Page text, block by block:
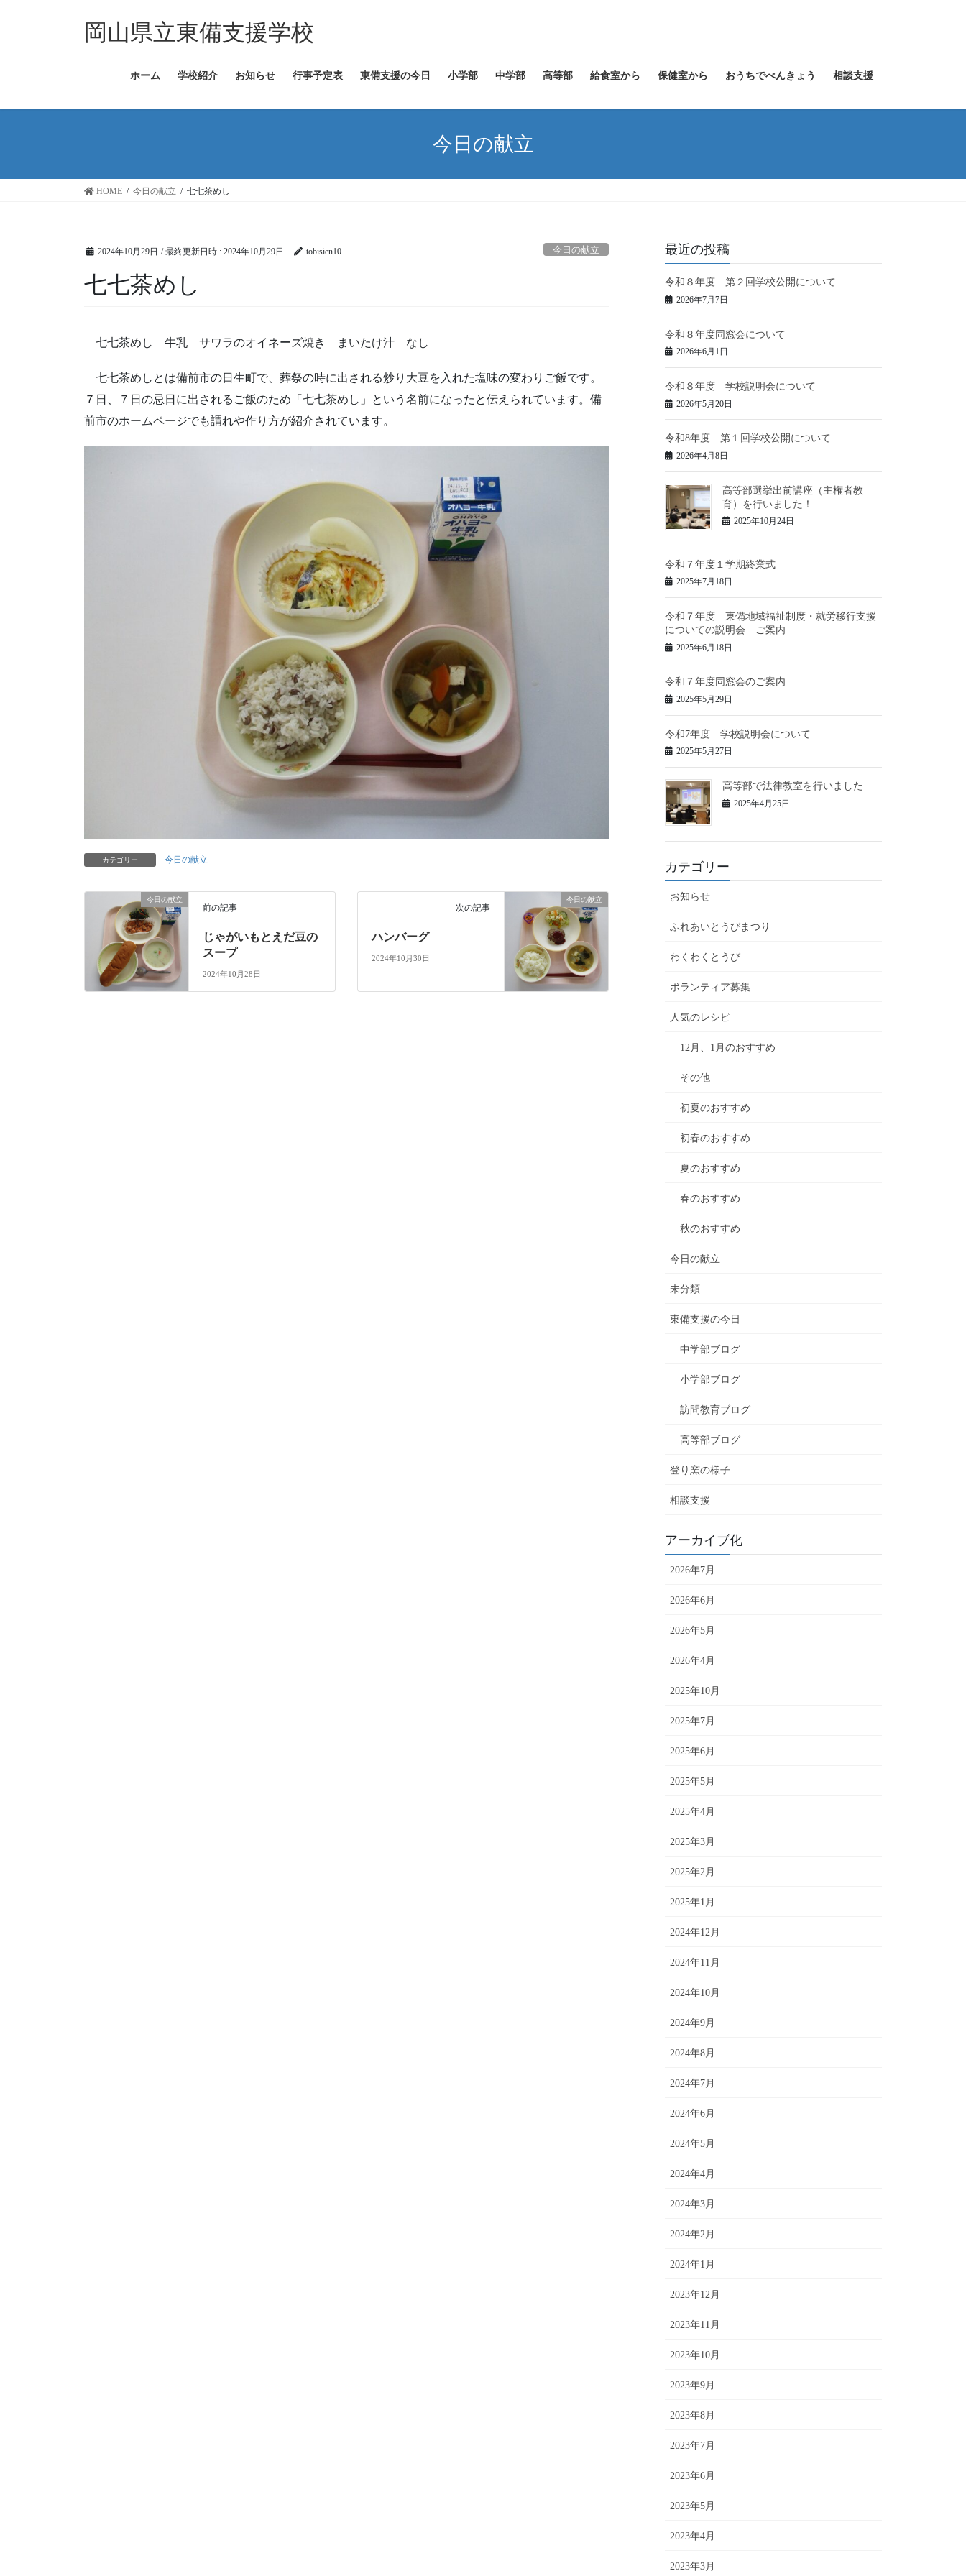
ス
ン
岡山県立東備支援学校
ホーム 学校紹介 お知らせ 行事予定表 東備支援の今日 小学部 中学部 高等部 給食室から 保健室から おうちでべんきょう 相談支援
今日の献立
HOME 今日の献立 七七茶めし
2024年10月29日 / 最終更新日時 : 2024年10月29日 tobisien10 今日の献立
七七茶めし
七七茶めし 牛乳 サワラのオイネーズ焼き まいたけ汁 なし
七七茶めしとは備前市の日生町で、葬祭の時に出される炒り大豆を入れた塩味の変わりご飯です。
７日、７日の忌日に出されるご飯のため「七七茶めし」という名前になったと伝えられています。備
前市のホームページでも謂れや作り方が紹介されています。
カテゴリー 今日の献立
今日の献立
前の記事
じゃがいもとえだ豆の
スープ
2024年10月28日
今日の献立
次の記事
ハンバーグ
2024年10月30日
最近の投稿
令和８年度 第２回学校公開について
2026年7月7日
令和８年度同窓会について
2026年6月1日
令和８年度 学校説明会について
2026年5月20日
令和8年度 第１回学校公開について
2026年4月8日
高等部選挙出前講座（主権者教
育）を行いました！
2025年10月24日
令和７年度１学期終業式
2025年7月18日
令和７年度 東備地域福祉制度・就労移行支援
についての説明会 ご案内
2025年6月18日
令和７年度同窓会のご案内
2025年5月29日
令和7年度 学校説明会について
2025年5月27日
高等部で法律教室を行いました
2025年4月25日
カテゴリー
お知らせ
ふれあいとうびまつり
わくわくとうび
ボランティア募集
人気のレシピ
12月、1月のおすすめ
その他
初夏のおすすめ
初春のおすすめ
夏のおすすめ
春のおすすめ
秋のおすすめ
今日の献立
未分類
東備支援の今日
中学部ブログ
小学部ブログ
訪問教育ブログ
高等部ブログ
登り窯の様子
相談支援
アーカイブ化
2026年7月
2026年6月
2026年5月
2026年4月
2025年10月
2025年7月
2025年6月
2025年5月
2025年4月
2025年3月
2025年2月
2025年1月
2024年12月
2024年11月
2024年10月
2024年9月
2024年8月
2024年7月
2024年6月
2024年5月
2024年4月
2024年3月
2024年2月
2024年1月
2023年12月
2023年11月
2023年10月
2023年9月
2023年8月
2023年7月
2023年6月
2023年5月
2023年4月
2023年3月